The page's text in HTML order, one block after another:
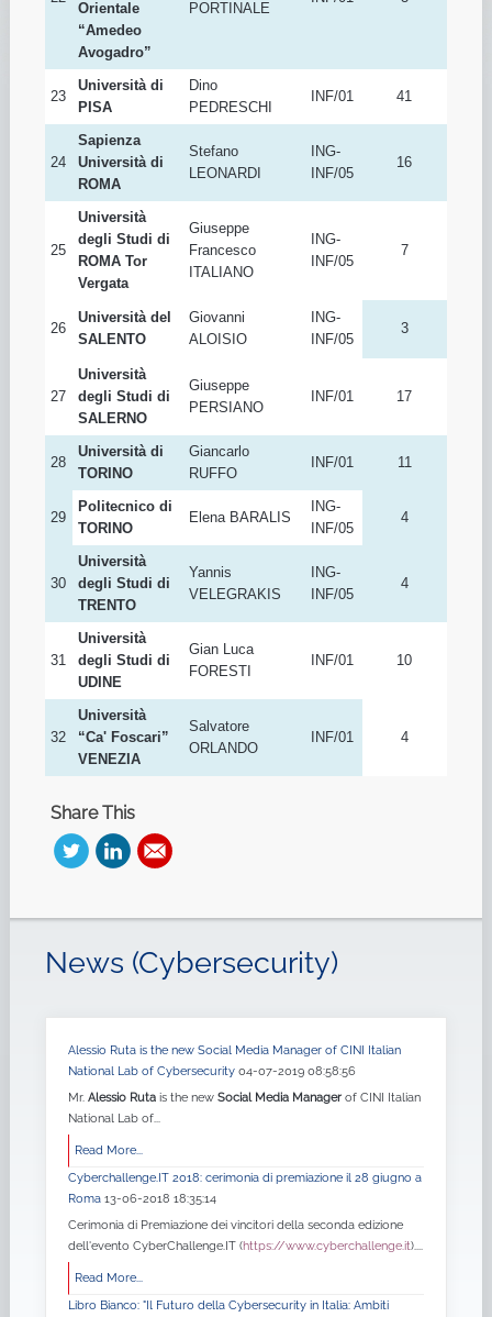
Orientale
“Amedeo
Avogadro”
PORTINALE
23
Università di
PISA
Dino
PEDRESCHI
INF/01 41
24
Sapienza
Università di
ROMA
Stefano
LEONARDI
ING-
INF/05
16
25
Università
degli Studi di
ROMA Tor
Vergata
Giuseppe
Francesco
ITALIANO
ING-
INF/05
7
26
Università del
SALENTO
Giovanni
ALOISIO
ING-
INF/05
3
27
Università
degli Studi di
SALERNO
Giuseppe
PERSIANO
INF/01 17
28
Università di
TORINO
Giancarlo
RUFFO
INF/01 11
29
Politecnico di
TORINO
Elena BARALIS
ING-
INF/05
4
30
Università
degli Studi di
TRENTO
Yannis
VELEGRAKIS
ING-
INF/05
4
31
Università
degli Studi di
UDINE
Gian Luca
FORESTI
INF/01 10
32
Università
“Ca' Foscari”
VENEZIA
Salvatore
ORLANDO
INF/01 4
Share This
News (Cybersecurity)
Alessio Ruta is the new Social Media Manager of CINI Italian
National Lab of Cybersecurity 04-07-2019 08:58:56
Mr. Alessio Rutais the new Social Media Managerof CINI Italian
National Lab of...
Read More...
Cyberchallenge.IT 2018: cerimonia di premiazione il 28 giugno a
Roma 13-06-2018 18:35:14
Cerimonia di Premiazione dei vincitori della seconda edizione
dell'evento CyberChallenge.IT (https://www.cyberchallenge.it)....
Read More...
Libro Bianco: "Il Futuro della Cybersecurity in Italia: Ambiti